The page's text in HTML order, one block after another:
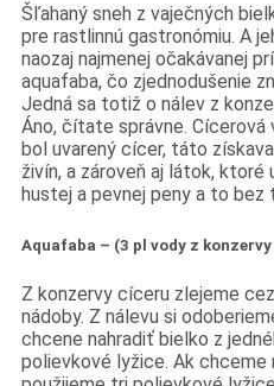
Šľahaný sneh z vaječných
pre rastlinnú gastronómiu. A
naozaj najmenej očakávanej
aquafaba, čo zjednodušenie
Jedná sa totiž o nálev z
Áno, čítate správne. Cícerová
bol uvarený cícer, táto
živín, a zároveň aj látok, ktoré
hustej a pevnej peny a to
Aquafaba – (3 pl vody z
Z konzervy cíceru zlejeme
nádoby. Z nálevu si
chcene nahradiť bielko z
polievkové lyžice. Ak chceme